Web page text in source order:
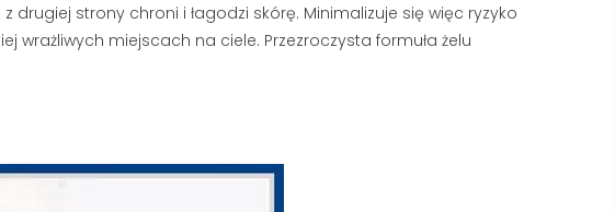
nie
SANDALWOOD
(SANDAŁOWIEC), DRZEWO
SANDAŁOWE CZYLI ZAPACH,
sandałowego (sandałowca), z
GOLENIE MASZYNKĄ
ŻYLETKI –
drugiej strony chroni i łagodzi skórę. Minimalizuje się więc ryzyko
miejscach na ciele. Przezroczysta formuła żelu